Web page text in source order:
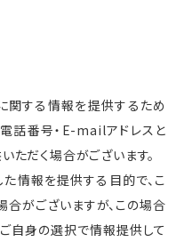
関する情報を提供するため
話番号・E-mailアドレスと
ただく場合がございます。
情報を提供する目的で、こ
がございますが、この場合
自身の選択で情報提供して